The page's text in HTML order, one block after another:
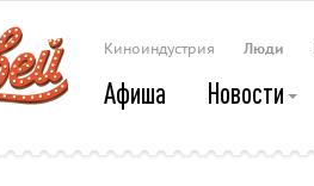
Киноиндустрия Люди
Афиша Новости